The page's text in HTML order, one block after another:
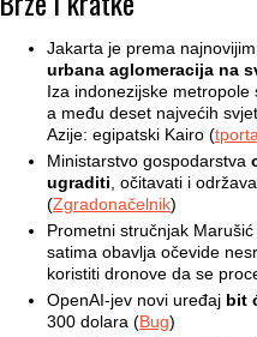
Jakarta je prema
urbana aglomeracija na
Iza indonezijske metropole
a među deset najvećih
Azije: egipatski Kairo (
Ministarstvo gospodarstva
ugraditi , očitavati i
(Zgradonačelnik)
Prometni stručnjak
satima obavlja očevide
koristiti dronove da se
OpenAI-jev novi uređaj bit
300 dolara (Bug)